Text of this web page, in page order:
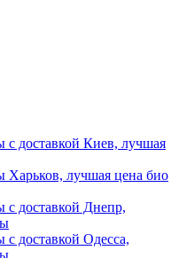
с доставкой Киев, лучшая
Харьков, лучшая цена био
с доставкой Днепр,
с доставкой Одесса,